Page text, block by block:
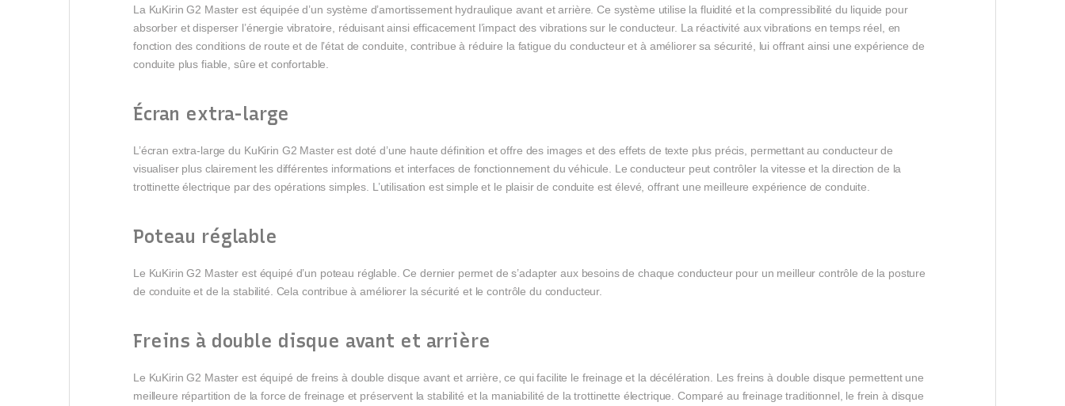
La KuKirin G2 Master est équipée d’un système d’amortissement hydraulique avant et arrière. Ce système utilise la fluidité et la compressibilité du liquide pour
absorber et disperser l’énergie vibratoire, réduisant ainsi efficacement l’impact des vibrations sur le conducteur. La réactivité aux vibrations en temps réel, en
fonction des conditions de route et de l’état de conduite, contribue à réduire la fatigue du conducteur et à améliorer sa sécurité, lui offrant ainsi une expérience de
conduite plus fiable, sûre et confortable.
Écran extra-large
L’écran extra-large du KuKirin G2 Master est doté d’une haute définition et offre des images et des effets de texte plus précis, permettant au conducteur de
visualiser plus clairement les différentes informations et interfaces de fonctionnement du véhicule. Le conducteur peut contrôler la vitesse et la direction de la
trottinette électrique par des opérations simples. L’utilisation est simple et le plaisir de conduite est élevé, offrant une meilleure expérience de conduite.
Poteau réglable
Le KuKirin G2 Master est équipé d’un poteau réglable. Ce dernier permet de s’adapter aux besoins de chaque conducteur pour un meilleur contrôle de la posture
de conduite et de la stabilité. Cela contribue à améliorer la sécurité et le contrôle du conducteur.
Freins à double disque avant et arrière
Le KuKirin G2 Master est équipé de freins à double disque avant et arrière, ce qui facilite le freinage et la décélération. Les freins à double disque permettent une
meilleure répartition de la force de freinage et préservent la stabilité et la maniabilité de la trottinette électrique. Comparé au freinage traditionnel, le frein à disque